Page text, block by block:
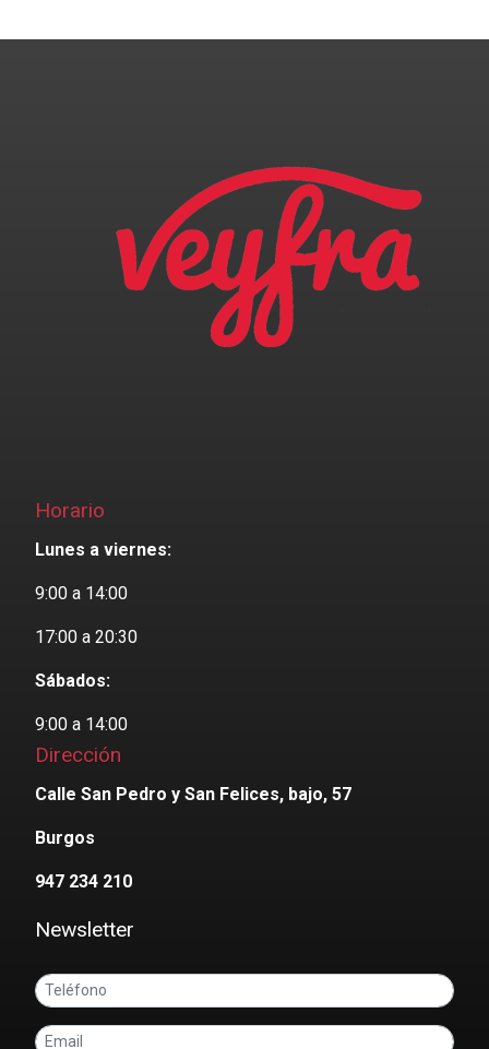
Horario
Lunes a viernes:
9:00 a 14:00
17:00 a 20:30
Sábados:
9:00 a 14:00
Dirección
Calle San Pedro y San Felices, bajo, 57
Burgos
947 234 210
Newsletter